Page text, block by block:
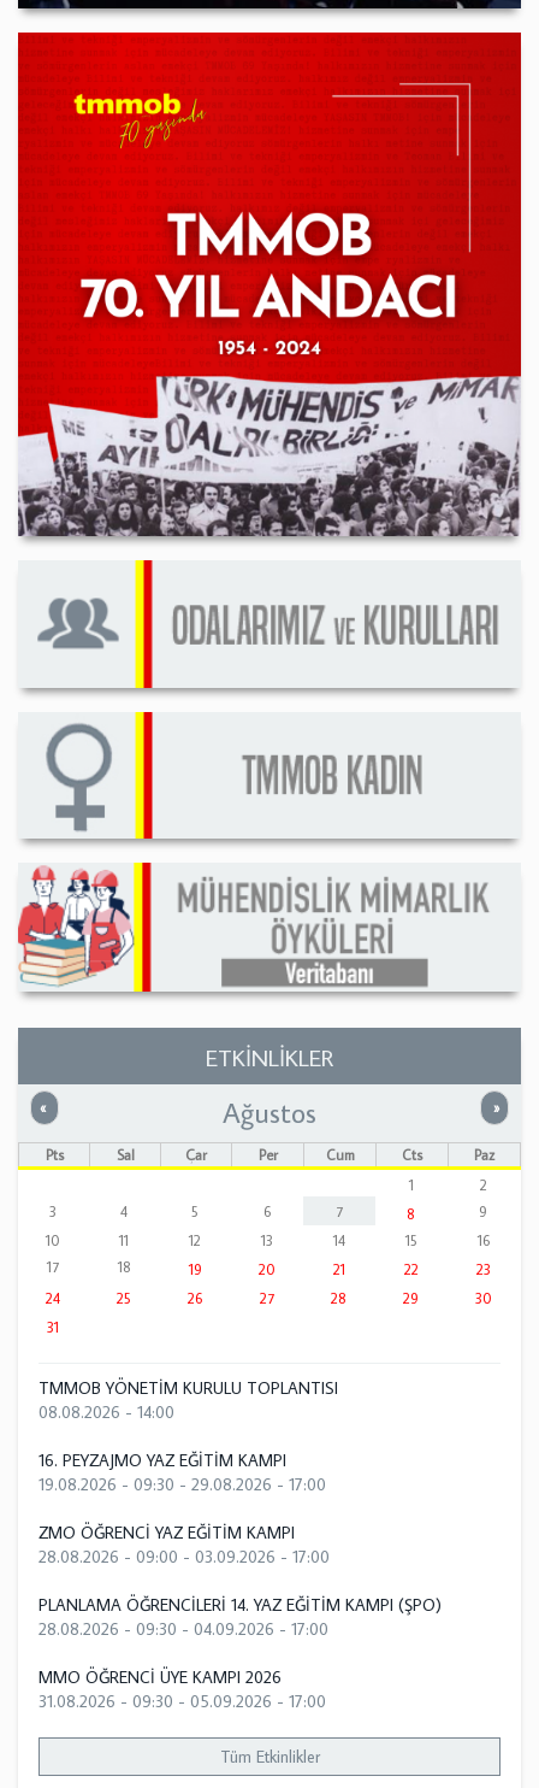
ETKİNLİKLER
« Önceki »
Ağustos
Pts Sal Çar Per Cum Cts
Paz
1
2
3
4 5 6 7 8
9
10
11 12 13 14 15
16
17
18 19 20 21 22
23
24
25 26 27 28 29
30
31
TMMOB YÖNETİM KURULU TOPLANTISI
08.08.2026 - 14:00
16. PEYZAJMO YAZ EĞİTİM KAMPI
19.08.2026 - 09:30 - 29.08.2026 - 17:00
ZMO ÖĞRENCİ YAZ EĞİTİM KAMPI
28.08.2026 - 09:00 - 03.09.2026 - 17:00
PLANLAMA ÖĞRENCİLERİ 14. YAZ EĞİTİM KAMPI (ŞPO)
28.08.2026 - 09:30 - 04.09.2026 - 17:00
MMO ÖĞRENCİ ÜYE KAMPI 2026
31.08.2026 - 09:30 - 05.09.2026 - 17:00
Tüm Etkinlikler